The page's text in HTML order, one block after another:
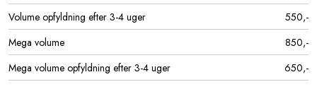
Volume opfyldning efter 3-4 uger
550,-​
Mega volume
850,-​
Mega volume opfyldning efter 3-4 uger
650,-​